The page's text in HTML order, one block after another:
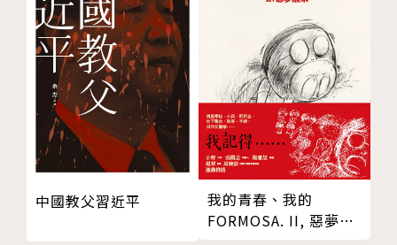
亨德利克．維特克夫 Hendrik Wittkopf
藝術工作者，曾在慕尼黑美術學院學習，目前在倫敦生
活和工作。
個人頁面：hendrikwittkopf.com/
譯者簡介
中國教父習近平
我的青春、我的
FORMOSA. II, 惡夢醒